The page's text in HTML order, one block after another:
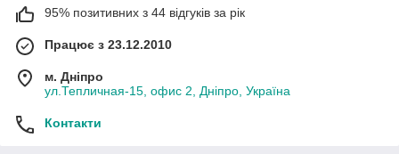
95% позитивних з 44 відгуків за рік
Працює з 23.12.2010
м. Дніпро
ул.Тепличная-15, офис 2, Дніпро, Україна
Контакти